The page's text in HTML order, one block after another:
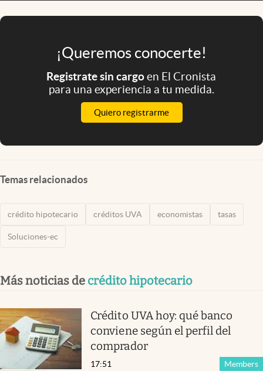
¡Queremos conocerte!
Registrate sin cargoen El Cronista
para una experiencia a tu medida.
Quiero registrarme
Temas relacionados
crédito hipotecario créditos UVA economistas tasas
Soluciones-ec
Más noticias de crédito hipotecario
Crédito UVA hoy: qué banco
conviene según el perfil del
comprador
Members
17:51